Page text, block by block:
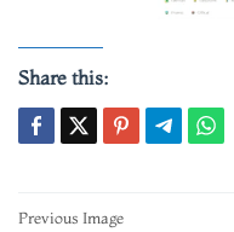
Share this:
Post
Previous Image